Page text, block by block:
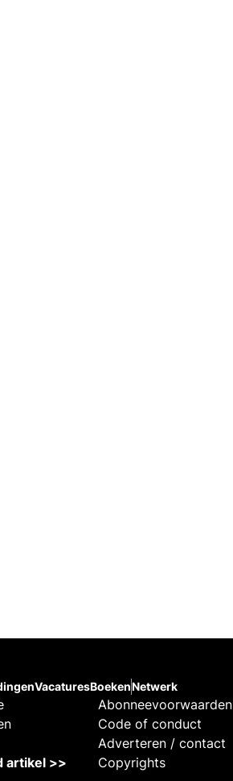
VacaturesBoekenNetwerk
artikel >>
Abonneevoorwaarden
Code of conduct
Adverteren / contact
Copyrights